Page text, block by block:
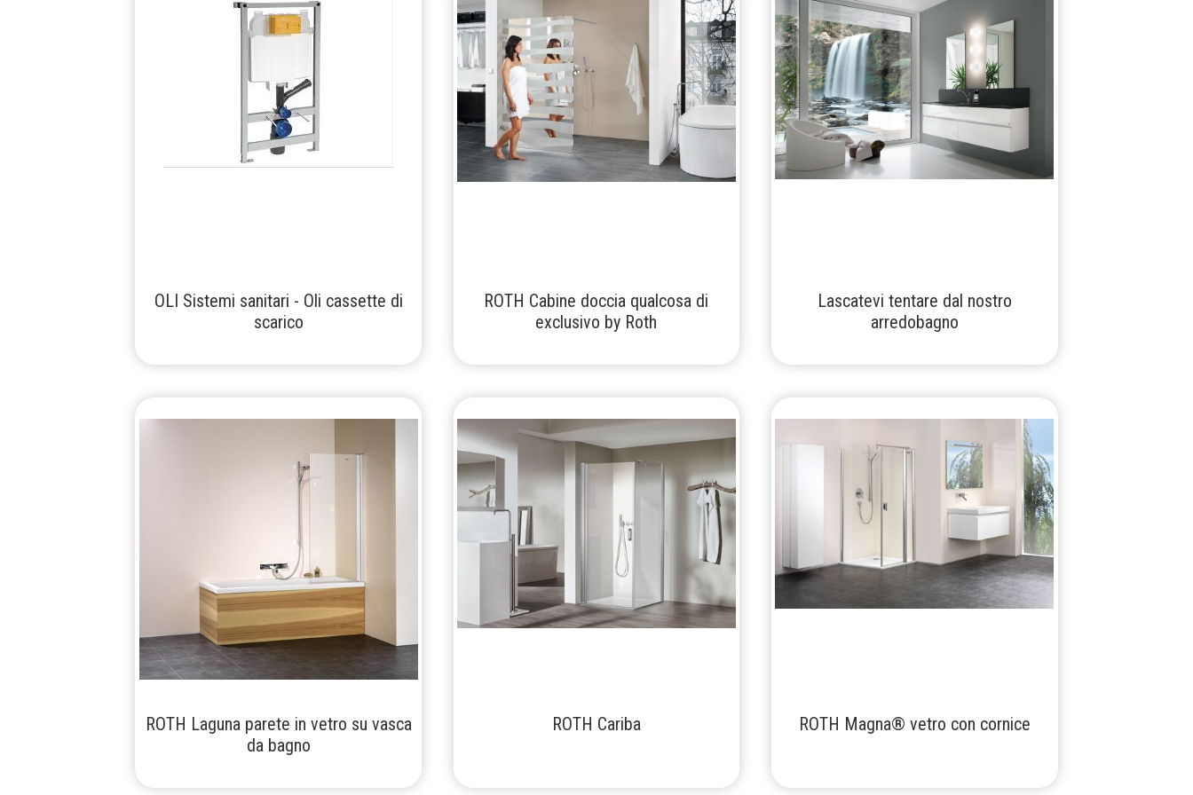
OLI Sistemi sanitari - Oli cassette di
scarico
ROTH Cabine doccia qualcosa di
exclusivo by Roth
Lascatevi tentare dal nostro
arredobagno
ROTH Laguna parete in vetro su vasca
da bagno
ROTH Cariba ROTH Magna® vetro con cornice